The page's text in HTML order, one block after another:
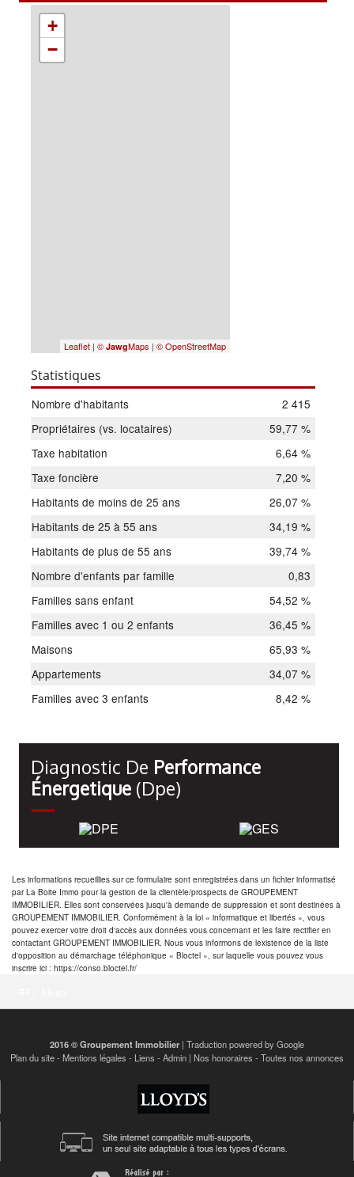
+
−
Leaflet| © JawgMaps | © OpenStreetMap
Statistiques
Nombre d'habitants
2 415
Propriétaires (vs. locataires)
59,77 %
Taxe habitation
6,64 %
Taxe foncière
7,20 %
Habitants de moins de 25 ans
26,07 %
Habitants de 25 à 55 ans
34,19 %
Habitants de plus de 55 ans
39,74 %
Nombre d'enfants par famille
0,83
Familles sans enfant
54,52 %
Familles avec 1 ou 2 enfants
36,45 %
Maisons
65,93 %
Appartements
34,07 %
Familles avec 3 enfants
8,42 %
Diagnostic De Performance
Énergetique (dpe)
Les informations recueillies sur ce formulaire sont enregistrées dans un fichier informatisé
par La Boite Immo pour la gestion de la clientèle/prospects de GROUPEMENT
IMMOBILIER. Elles sont conservées jusqu'à demande de suppression et sont destinées à
GROUPEMENT IMMOBILIER. Conformément à la loi « informatique et libertés », vous
pouvez exercer votre droit d'accès aux données vous concernant et les faire rectifier en
contactant GROUPEMENT IMMOBILIER. Nous vous informons de lexistence de la liste
d'opposition au démarchage téléphonique « Bloctel », sur laquelle vous pouvez vous
inscrire ici : https://conso.bloctel.fr/
2016 © Groupement Immobilier | Traduction powered by Google
Plan du site- Mentions légales - Liens - Admin | Nos honoraires - Toutes nos annonces